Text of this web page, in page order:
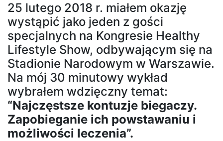
25 lutego 2018 r. miałem okazję
wystąpić jako jeden z gości
specjalnych na Kongresie Healthy
Lifestyle Show, odbywającym się na
Stadionie Narodowym w Warszawie.
Na mój 30 minutowy wykład
wybrałem wdzięczny temat:
“Najczęstsze kontuzje biegaczy.
Zapobieganie ich powstawaniu i
możliwości leczenia”.